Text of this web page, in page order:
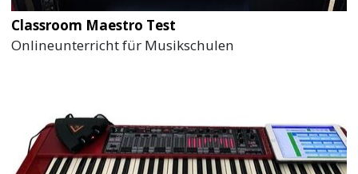
Classroom Maestro Test
Onlineunterricht für Musikschulen